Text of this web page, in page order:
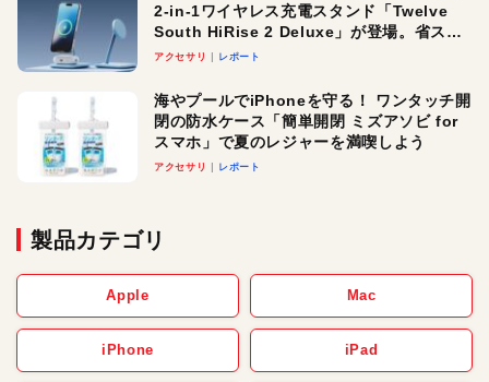
2-in-1ワイヤレス充電スタンド「Twelve
South HiRise 2 Deluxe」が登場。省スペ
ースでおしゃれに充電したい人にオスス
アクセサリ レポート
海やプールでiPhoneを守る！ ワンタッチ開
閉の防水ケース「簡単開閉 ミズアソビ for
スマホ」で夏のレジャーを満喫しよう
アクセサリ レポート
製品カテゴリ
Apple Mac
iPhone iPad